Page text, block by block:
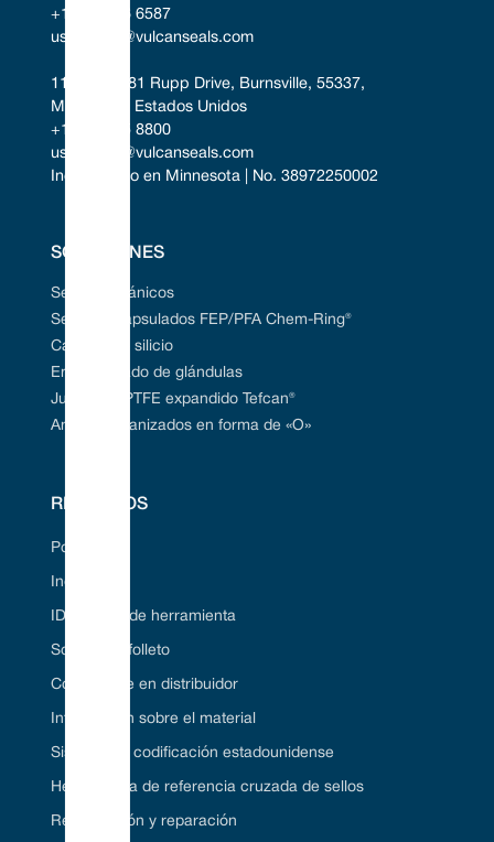
+1 346 856 6587
uscontact@vulcanseals.com
11401-11481 Rupp Drive, Burnsville, 55337,
Minnesota, Estados Unidos
+1 952 955 8800
uscontact@vulcanseals.com
Incorporado en Minnesota | No. 38972250002
SOLUCIONES
Sellos mecánicos
Sellos encapsulados FEP/PFA Chem-Ring®
Carburo de silicio
Empaquetado de glándulas
Juntas de PTFE expandido Tefcan®
Anillos vulcanizados en forma de «O»
RECURSOS
Portal web
Industrias
ID de sello de herramienta
Solicite un folleto
Conviértase en distribuidor
Información sobre el material
Sistema de codificación estadounidense
Herramienta de referencia cruzada de sellos
Restauración y reparación